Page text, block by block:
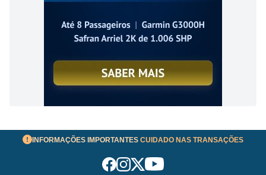
INFORMAÇÕES IMPORTANTES CUIDADO NAS TRANSAÇÕES